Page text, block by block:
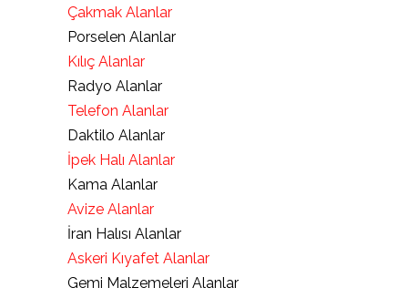
Çakmak Alanlar
Porselen Alanlar
Kılıç Alanlar
Radyo Alanlar
Telefon Alanlar
Daktilo Alanlar
İpek Halı Alanlar
Kama Alanlar
Avize Alanlar
İran Halısı Alanlar
Askeri Kıyafet Alanlar
Gemi Malzemeleri Alanlar